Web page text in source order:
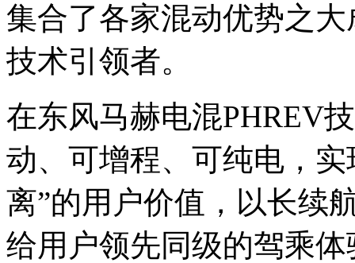
集合了各家混动优势之
技术引领者。
在东风马赫电混PHREV
动、可增程、可纯电，
离”的用户价值，以长续
给用户领先同级的驾乘